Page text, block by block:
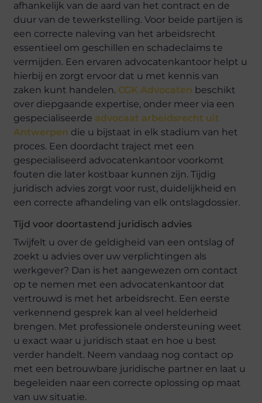
afhankelijk van de aard van het contract en de
duur van de tewerkstelling. Voor beide partijen is
een correcte naleving van het arbeidsrecht
essentieel om geschillen en schadeclaims te
vermijden. Een ervaren advocatenkantoor helpt u
hierbij en zorgt ervoor dat u met kennis van
zaken kunt handelen. CGK Advocaten beschikt
over diepgaande expertise, onder meer via een
gespecialiseerde advocaat arbeidsrecht uit
Antwerpen die u bijstaat in elk stadium van het
proces. Een doordacht traject met een
gespecialiseerd advocatenkantoor voorkomt
fouten die later kostbaar kunnen zijn. Tijdig
juridisch advies zorgt voor rust, duidelijkheid en
een correcte afhandeling van elk ontslagdossier.
Tijd voor doortastend juridisch advies
Twijfelt u over de geldigheid van een ontslag of
zoekt u advies over uw verplichtingen als
werkgever? Dan is het aangewezen om contact
op te nemen met een advocatenkantoor dat
vertrouwd is met het arbeidsrecht. Een eerste
verkennend gesprek kan al veel helderheid
brengen. Met professionele ondersteuning weet
u exact waar u juridisch staat en hoe u best
verder handelt. Neem vandaag nog contact op
met een betrouwbare juridische partner en laat u
begeleiden naar een correcte oplossing op maat
van uw situatie.